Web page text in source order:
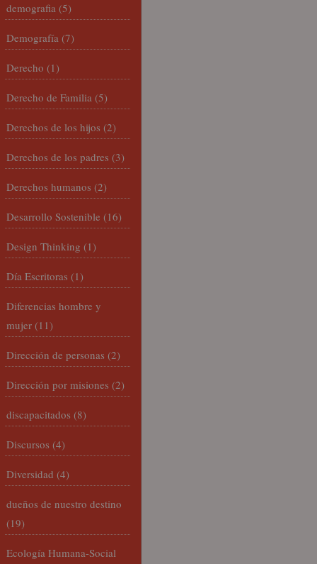
demografia (5)
Demografía (7)
Derecho (1)
Derecho de Familia (5)
Derechos de los hijos (2)
Derechos de los padres (3)
Derechos humanos (2)
Desarrollo Sostenible (16)
Design Thinking (1)
Día Escritoras (1)
Diferencias hombre y
mujer (11)
Dirección de personas (2)
Dirección por misiones (2)
discapacitados (8)
Discursos (4)
Diversidad (4)
dueños de nuestro destino
(19)
Ecología Humana-Social